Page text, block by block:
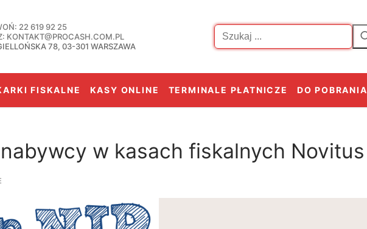
22 619 92 25
KONTAKT@PROCASH.COM.PL
78, 03-301 WARSZAWA
Szukaj:
FISKALNE KASY ONLINE TERMINALE PŁATNICZE DO POBRANIA
w kasach fiskalnych Novitus